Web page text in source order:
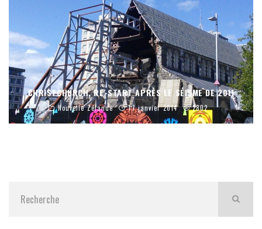
CHRISTCHURCH, RE-START APRÈS LE SÉISME DE 2011
Nouvelle Zélande 17 janvier 2014 2802